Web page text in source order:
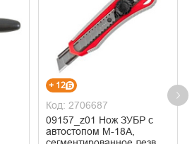
+ 12
Код: 2706687
09157_z01 Нож ЗУБР с
автостопом М-18А,